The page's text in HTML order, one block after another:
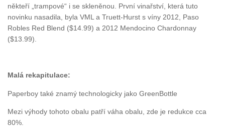
někteří „trampové“ i se skleněnou. První vinařství, která tuto
novinku nasadila, byla VML a Truett-Hurst s víny 2012, Paso
Robles Red Blend ($14.99) a 2012 Mendocino Chardonnay
($13.99).
Malá rekapitulace:
Paperboy také znamý technologicky jako GreenBottle
Mezi výhody tohoto obalu patří váha obalu, zde je redukce cca
80%.